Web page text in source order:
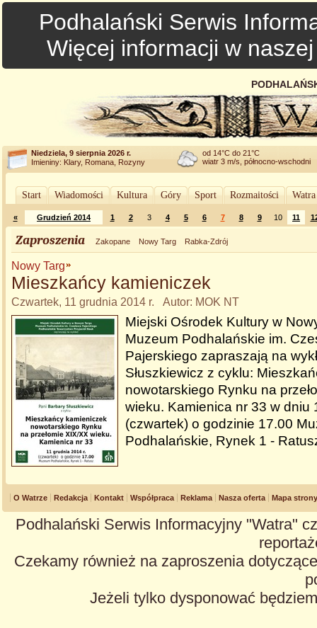
Podhalański Serwis
Więcej informacji w
Niedziela, 9 sierpnia 2026 r.
Imieniny: Klary, Romana, Rozyny
od 14°C do 21°C
wiatr 3 m/s, północno-wschodni
Start Wiadomości Kultura Góry Sport Rozmaitości
« Grudzień 2014 1 2 3 4 5 6 7 8 9 10 11
Zaproszenia Zakopane Nowy Targ Rabka-Zdrój
Nowy Targ
Mieszkańcy kamieniczek
Czwartek, 11 grudnia 2014 r. Autor: MOK NT
Miejski Ośrodek Kultury w
Muzeum Podhalańskie im.
Pajerskiego zapraszają na
Słuszkiewicz z cyklu:
nowotarskiego Rynku na
wieku. Kamienica nr 33 w dniu
(czwartek) o godzinie 17.00
Podhalańskie, Rynek 1 -
O Watrze Redakcja Kontakt Współpraca Reklama Nasza oferta Mapa strony
Podhalański Serwis Informacyjny "Watra"
Czekamy również na zaproszenia
Jeżeli tylko dysponować